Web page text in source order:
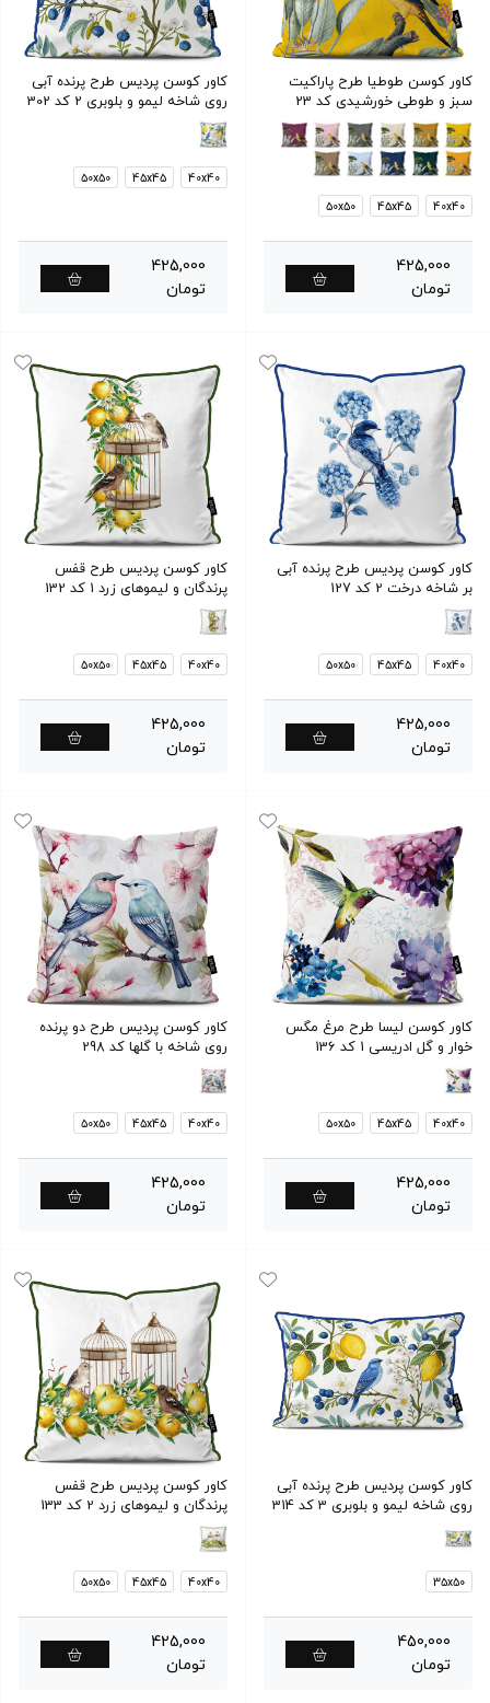
کاور کوسن طوطیا طرح پاراکیت
سبز و طوطی خورشیدی کد 23
40x40
45x45
50x50
425,000
تومان
کاور کوسن پردیس طرح پرنده آبی
روی شاخه لیمو و بلوبری 2 کد 302
40x40
45x45
50x50
425,000
تومان
کاور کوسن پردیس طرح پرنده آبی
بر شاخه درخت 2 کد 127
40x40
45x45
50x50
425,000
تومان
کاور کوسن پردیس طرح قفس
پرندگان و لیموهای زرد 1 کد 132
40x40
45x45
50x50
425,000
تومان
کاور کوسن لیسا طرح مرغ مگس
خوار و گل ادریسی 1 کد 136
40x40
45x45
50x50
425,000
تومان
کاور کوسن پردیس طرح دو پرنده
روی شاخه با گلها کد 298
40x40
45x45
50x50
425,000
تومان
کاور کوسن پردیس طرح پرنده آبی
روی شاخه لیمو و بلوبری 3 کد 314
35x50
450,000
تومان
کاور کوسن پردیس طرح قفس
پرندگان و لیموهای زرد 2 کد 133
40x40
45x45
50x50
425,000
تومان